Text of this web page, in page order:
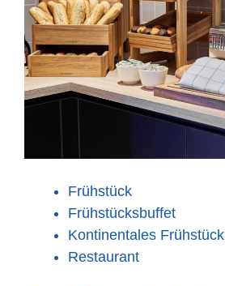
Frühstück
Frühstücksbuffet
Kontinentales Frühstück
Restaurant